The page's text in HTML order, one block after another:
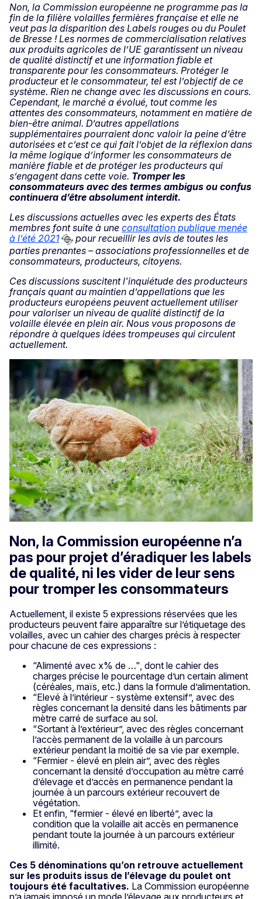
Non, la Commission européenne ne programme pas la
fin de la filière volailles fermières française et elle ne
veut pas la disparition des Labels rouges ou du Poulet
de Bresse ! Les normes de commercialisation relatives
aux produits agricoles de l’UE garantissent un niveau
de qualité distinctif et une information fiable et
transparente pour les consommateurs. Protéger le
producteur et le consommateur, tel est l’objectif de ce
système. Rien ne change avec les discussions en cours.
Cependant, le marché a évolué, tout comme les
attentes des consommateurs, notamment en matière de
bien-être animal. D’autres appellations
supplémentaires pourraient donc valoir la peine d’être
autorisées et c’est ce qui fait l’objet de la réflexion dans
la même logique d’informer les consommateurs de
manière fiable et de protéger les producteurs qui
s’engagent dans cette voie. Tromper les
consommateurs avec des termes ambigus ou confus
continuera d’être absolument interdit.
Les discussions actuelles avec les experts des États
membres font suite à une consultation publique menée
à l’été 2021
pour recueillir les avis de toutes les
parties prenantes – associations professionnelles et de
consommateurs, producteurs, citoyens.
Ces discussions suscitent l'inquiétude des producteurs
français quant au maintien d’appellations que les
producteurs européens peuvent actuellement utiliser
pour valoriser un niveau de qualité distinctif de la
volaille élevée en plein air. Nous vous proposons de
répondre à quelques idées trompeuses qui circulent
actuellement.
Non, la Commission européenne n’a
pas pour projet d’éradiquer les labels
de qualité, ni les vider de leur sens
pour tromper les consommateurs
Actuellement, il existe 5 expressions réservées que les
producteurs peuvent faire apparaître sur l’étiquetage des
volailles, avec un cahier des charges précis à respecter
pour chacune de ces expressions :
“Alimenté avec x% de …", dont le cahier des
charges précise le pourcentage d’un certain aliment
(céréales, maïs, etc.) dans la formule d’alimentation.
“Elevé à l’intérieur - système extensif”, avec des
règles concernant la densité dans les bâtiments par
mètre carré de surface au sol.
“Sortant à l’extérieur”, avec des règles concernant
l’accès permanent de la volaille à un parcours
extérieur pendant la moitié de sa vie par exemple.
“Fermier - élevé en plein air”, avec des règles
concernant la densité d’occupation au mètre carré
d’élevage et d’accès en permanence pendant la
journée à un parcours extérieur recouvert de
végétation.
Et enfin, “fermier - élevé en liberté”, avec la
condition que la volaille ait accès en permanence
pendant toute la journée à un parcours extérieur
illimité.
Ces 5 dénominations qu’on retrouve actuellement
sur les produits issus de l’élevage du poulet ont
toujours été facultatives. La Commission européenne
n’a jamais imposé un mode l’élevage aux producteurs et